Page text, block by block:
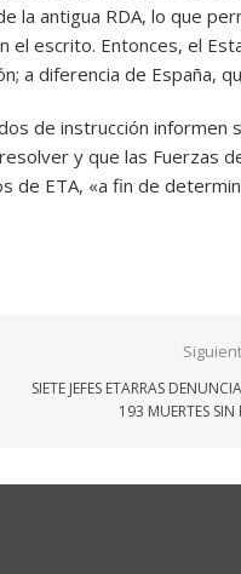
la antigua RDA, lo que
el escrito. Entonces, el
a diferencia de España,
de instrucción informen
y que las Fuerzas
de ETA, «a fin de
SIETE JEFES ETARRAS
193 MUERTES SIN